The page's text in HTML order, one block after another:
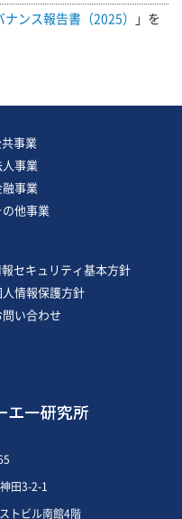
ンス報告書（2025） 」を
事業
事業
事業
の他事業
セキュリティ基本方針
情報保護方針
問い合わせ
田3-2-1
トビル南館4階